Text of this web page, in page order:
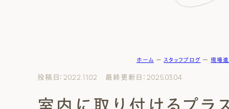
お客様の暮らしインタビュー 施主様
ナチュラルモダン 和モダ
スタッフ紹介 クレー
ホーム ー スタッフブログ ー現場
投稿日：2022.11.02 最終更新日：2025.03.04
室内に取り付けるプラ